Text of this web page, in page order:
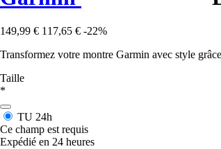
149,99 € 117,65 € -22%
Transformez votre montre Garmin avec style
Taille
*
TU 24h
Ce champ est requis
Expédié en 24 heures